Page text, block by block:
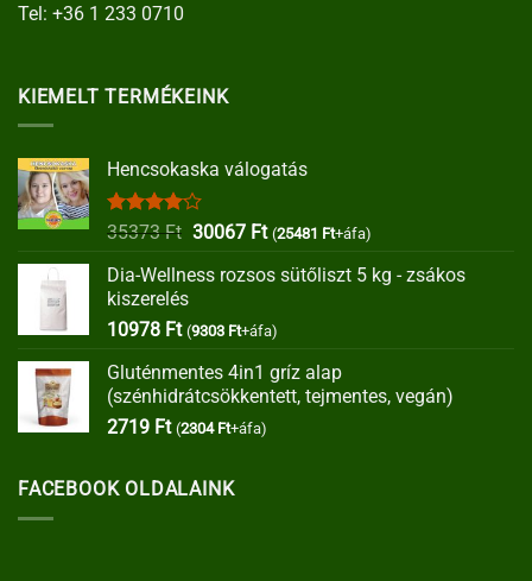
Tel: +36 1 233 0710
KIEMELT TERMÉKEINK
Hencsokaska válogatás
Értékelés:
35373Ft Original
was:
30067 FtCurrent
is:
(25481 Ft+áfa)
Dia-Wellness rozsos sütőliszt 5 kg - zsákos
kiszerelés
10978 Ft (9303 Ft+áfa)
Gluténmentes 4in1 gríz alap
(szénhidrátcsökkentett, tejmentes, vegán)
2719 Ft (2304 Ft+áfa)
FACEBOOK OLDALAINK